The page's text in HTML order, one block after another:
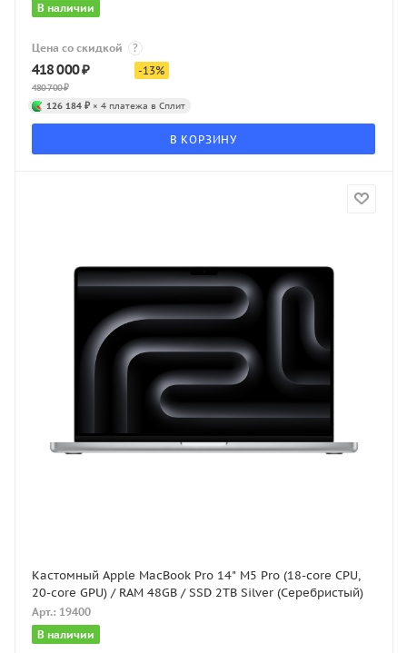
В наличии
Цена со скидкой ?
418 000₽
480 700₽
-13%
126 184 ₽ × 4 платежа в Сплит
В КОРЗИНУ
Кастомный Apple MacBook Pro 14" M5 Pro (18-core CPU,
20-core GPU) / RAM 48GB / SSD 2TB Silver (Серебристый)
Арт.: 19400
В наличии